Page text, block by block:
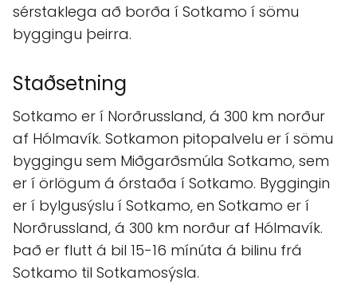
sérstaklega að borða í Sotkamo í sömu
byggingu þeirra.
Staðsetning
Sotkamo er í Norðrussland, á 300 km norður
af Hólmavík. Sotkamon pitopalvelu er í sömu
byggingu sem Miðgarðsmúla Sotkamo, sem
er í örlögum á órstaða í Sotkamo. Byggingin
er í bylgusýslu í Sotkamo, en Sotkamo er í
Norðrussland, á 300 km norður af Hólmavík.
Það er flutt á bil 15-16 mínúta á bilinu frá
Sotkamo til Sotkamosýsla.